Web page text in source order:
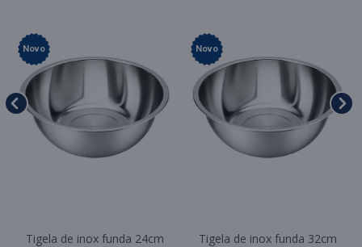
Novo
Tigela de inox funda 24cm
Novo
Tigela de inox funda 32cm